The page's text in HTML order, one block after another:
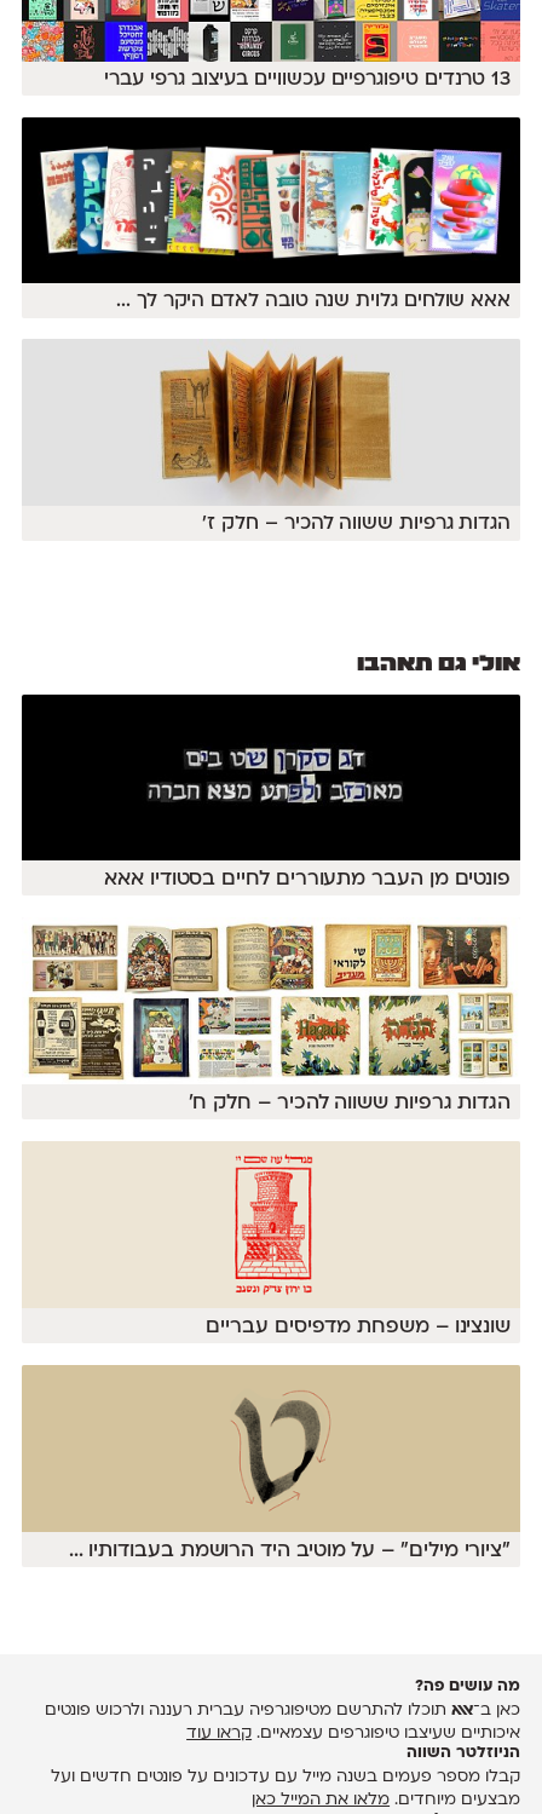
13 טרנדים טיפוגרפיים עכשוויים בעיצוב גרפי עברי
אאא שולחים גלוית שנה טובה לאדם היקר לך ...
הגדות גרפיות ששווה להכיר – חלק ז׳
אולי גם תאהבו
פונטים מן העבר מתעוררים לחיים בסטודיו אאא
הגדות גרפיות ששווה להכיר – חלק ח׳
שונצינו – משפחת מדפיסים עבריים
״ציורי מילים״ – על מוטיב היד הרושמת בעבודותיו ...
מה עושים פה?
כאן ב־אאאתוכלו להתרשם מטיפוגרפיה עברית רעננה ולרכוש פונטים
איכותיים שעיצבו טיפוגרפים עצמאיים. קראו עוד
הניוזלטר השווה
קבלו מספר פעמים בשנה מייל עם עדכונים על פונטים חדשים ועל
מבצעים מיוחדים. מלאו את המייל כאן